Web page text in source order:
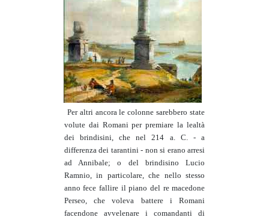
Per altri ancora le colonne sarebbero state
volute dai Romani per premiare la lealtà
dei brindisini, che nel 214 a. C. - a
differenza dei tarantini - non si erano arresi
ad Annibale; o del brindisino Lucio
Ramnio, in particolare, che nello stesso
anno fece fallire il piano del re macedone
Perseo, che voleva battere i Romani
facendone avvelenare i comandanti di